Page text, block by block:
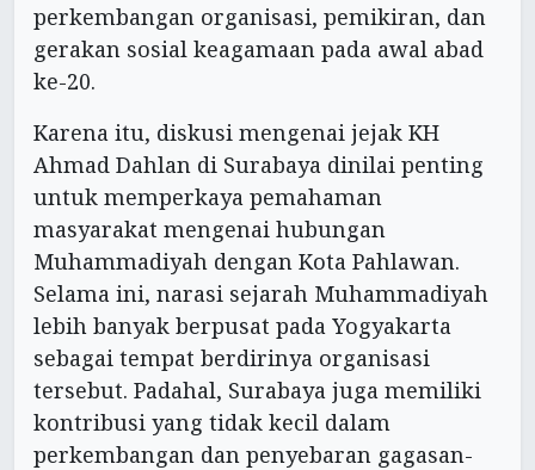
perkembangan organisasi, pemikiran, dan
gerakan sosial keagamaan pada awal abad
ke-20.
Karena itu, diskusi mengenai jejak KH
Ahmad Dahlan di Surabaya dinilai penting
untuk memperkaya pemahaman
masyarakat mengenai hubungan
Muhammadiyah dengan Kota Pahlawan.
Selama ini, narasi sejarah Muhammadiyah
lebih banyak berpusat pada Yogyakarta
sebagai tempat berdirinya organisasi
tersebut. Padahal, Surabaya juga memiliki
kontribusi yang tidak kecil dalam
perkembangan dan penyebaran gagasan-